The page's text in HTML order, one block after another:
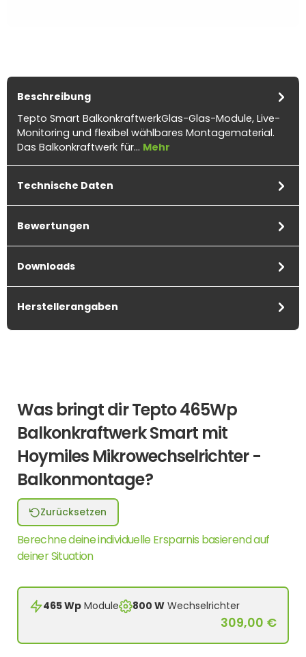
Beschreibung
Tepto Smart BalkonkraftwerkGlas-Glas-Module, Live-
Monitoring und flexibel wählbares Montagematerial.
Das Balkonkraftwerk für… Mehr
Technische Daten
Bewertungen
Downloads
Herstellerangaben
Was bringt dir Tepto 465Wp
Balkonkraftwerk Smart mit
Hoymiles Mikrowechselrichter -
Balkonmontage?
Zurücksetzen
Berechne deine individuelle Ersparnis basierend auf
deiner Situation
465 Wp Module 800 W Wechselrichter
309,00 €